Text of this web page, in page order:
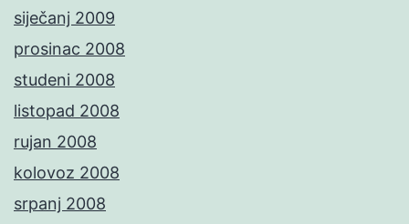
siječanj 2009
prosinac 2008
studeni 2008
listopad 2008
rujan 2008
kolovoz 2008
srpanj 2008